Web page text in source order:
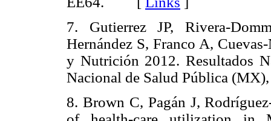
7. Gutierrez JP, Rivera-
Hernández S, Franco A,
y Nutrición 2012. Resultados
Nacional de Salud Pública
8. Brown C, Pagán J,